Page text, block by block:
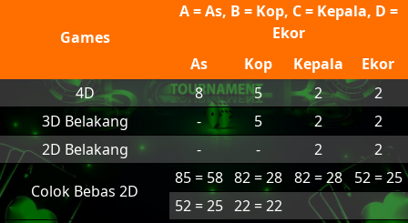
Games
A = As, B = Kop, C = Kepala, D =
Ekor
As
Kop Kepala
Ekor
4D
8 5 2
2
3D Belakang
- 5 2
2
2D Belakang
- - 2 2
Colok Bebas 2D
85 = 58 82 = 28 82 = 28
52 = 25
52 = 25 22 = 22